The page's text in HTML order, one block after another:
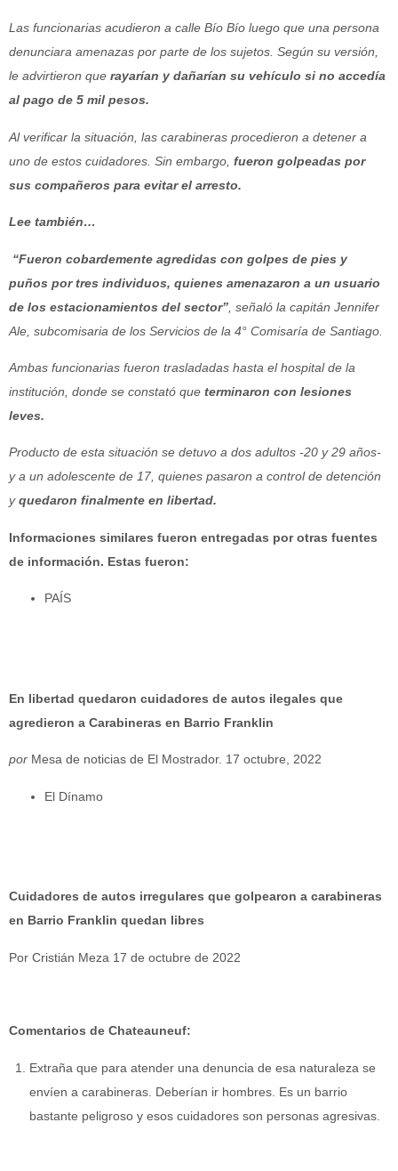
Las funcionarias acudieron a calle Bío Bío luego que una persona
denunciara amenazas por parte de los sujetos. Según su versión,
le advirtieron que rayarían y dañarían su vehículo si no accedía
al pago de 5 mil pesos.
Al verificar la situación, las carabineras procedieron a detener a
uno de estos cuidadores. Sin embargo, fueron golpeadas por
sus compañeros para evitar el arresto.
Lee también…
“Fueron cobardemente agredidas con golpes de pies y
puños por tres individuos, quienes amenazaron a un usuario
de los estacionamientos del sector” , señaló la capitán Jennifer
Ale, subcomisaria de los Servicios de la 4° Comisaría de Santiago.
Ambas funcionarias fueron trasladadas hasta el hospital de la
institución, donde se constató que terminaron con lesiones
leves.
Producto de esta situación se detuvo a dos adultos -20 y 29 años-
y a un adolescente de 17, quienes pasaron a control de detención
yquedaron finalmente en libertad.
Informaciones similares fueron entregadas por otras fuentes
de información. Estas fueron:
PAÍS
En libertad quedaron cuidadores de autos ilegales que
agredieron a Carabineras en Barrio Franklin
por Mesa de noticias de El Mostrador. 17 octubre, 2022
El Dínamo
Cuidadores de autos irregulares que golpearon a carabineras
en Barrio Franklin quedan libres
Por Cristián Meza 17 de octubre de 2022
Comentarios de Chateauneuf:
Extraña que para atender una denuncia de esa naturaleza se
envíen a carabineras. Deberían ir hombres. Es un barrio
bastante peligroso y esos cuidadores son personas agresivas.